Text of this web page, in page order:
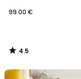
99.00 €
4.5
/